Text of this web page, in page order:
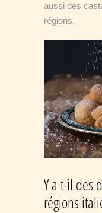
aussi des
régions.
Y a t-il des
régions